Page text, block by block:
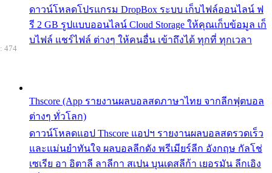
ดาวน์โหลดโปรแกรม DropBox ระบบ เก็บไฟล์ออนไลน์ ฟ
รี 2 GB รูปแบบออนไลน์ Cloud Storage ให้คุณเก็บข้อมูล เก็
บไฟล์ แชร์ไฟล์ ต่างๆ ให้คนอื่น เข้าถึงได้ ทุกที่ ทุกเวลา
Thscore (App รายงานผลบอลสดภาษาไทย จากลีกฟุตบอล
ต่างๆ ทั่วโลก)
ดาวน์โหลดแอป Thscore แอปฯ รายงานผลบอลสดรวดเร็ว
และแม่นยำทันใจ ผลบอลลีกดัง พรีเมียร์ลีก อังกฤษ กัลโช่
เซเรีย อา อิตาลี ลาลีกา สเปน บุนเดสลีก้า เยอรมัน ลีกเอิง
474